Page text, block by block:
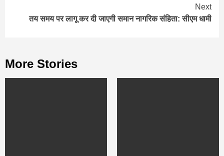
Next
तय समय पर लागू कर दी जाएगी समान नागरिक संहिता: सीएम धामी
More Stories